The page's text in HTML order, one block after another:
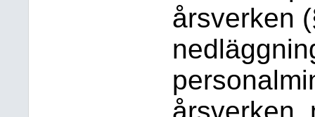
årsverken